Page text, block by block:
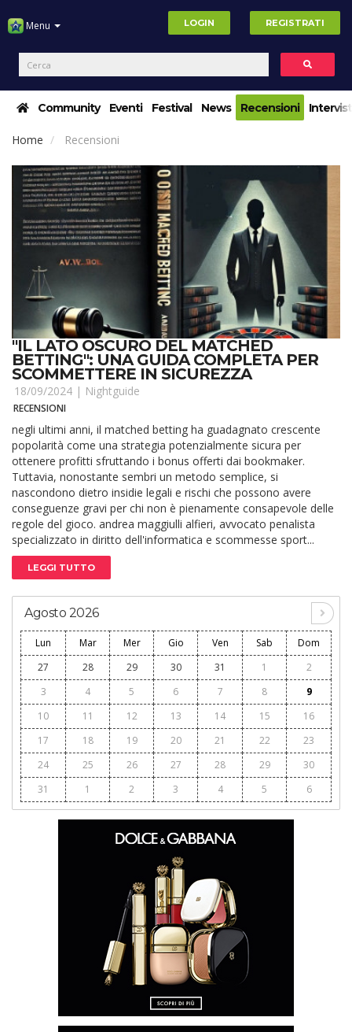
Menu LOGIN REGISTRATI
Community Eventi Festival News Recensioni
Home Recensioni
"IL LATO OSCURO DEL MATCHED
BETTING": UNA GUIDA COMPLETA PER
SCOMMETTERE IN SICUREZZA
18/09/2024 | Nightguide
RECENSIONI
negli ultimi anni, il matched betting ha guadagnato crescente
popolarità come una strategia potenzialmente sicura per
ottenere profitti sfruttando i bonus offerti dai bookmaker.
Tuttavia, nonostante sembri un metodo semplice, si
nascondono dietro insidie legali e rischi che possono avere
conseguenze gravi per chi non è pienamente consapevole delle
regole del gioco. andrea maggiulli alfieri, avvocato penalista
specializzato in diritto dell'informatica e scommesse sport...
LEGGI TUTTO
Agosto 2026
Lun Mar Mer Gio Ven Sab
Dom
27
28 29 30 31 1
2
3
4 5 6 7 8
9
10
11 12 13 14 15
16
17
18 19 20 21 22
23
24
25 26 27 28 29
30
31
1 2 3 4 5 6